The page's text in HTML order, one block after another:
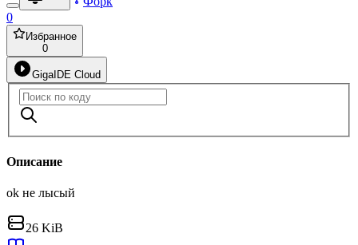
0
Избранное
0
GigaIDE Cloud
Описание
ok не лысый
26 KiB